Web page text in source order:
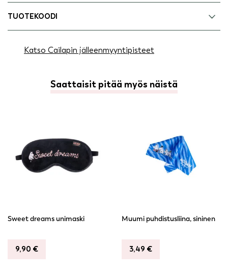
TUOTEKOODI
Katso Cailapin jälleenmyyntipisteet
Saattaisit pitää myös näistä
Sweet dreams unimaski
9,90 €
Muumi puhdistusliina, sininen
3,49 €